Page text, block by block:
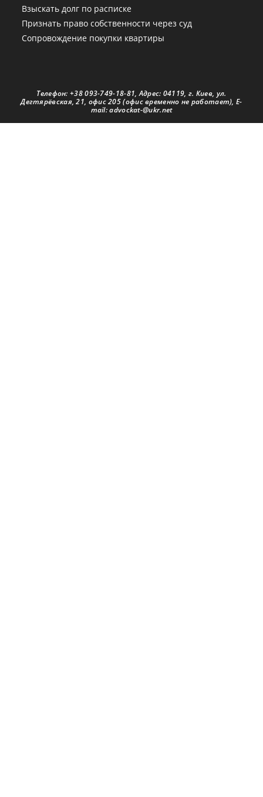
Взыскать долг по расписке
Признать право собственности через суд
Сопровождение покупки квартиры
Телефон: +38 093-749-18-81, Адрес: 04119, г. Киев, ул.
Дегтярёвская, 21, офис 205 (офис временно не работает), E-
mail: advockat-@ukr.net